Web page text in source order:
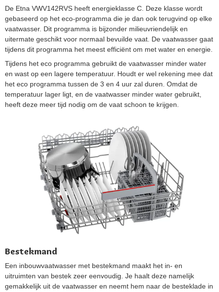
De Etna VWV142RVS heeft energieklasse C. Deze klasse wordt
gebaseerd op het eco-programma die je dan ook terugvind op elke
vaatwasser. Dit programma is bijzonder milieuvriendelijk en
uitermate geschikt voor normaal bevuilde vaat. De vaatwasser gaat
tijdens dit programma het meest efficiënt om met water en energie.
Tijdens het eco programma gebruikt de vaatwasser minder water
en wast op een lagere temperatuur. Houdt er wel rekening mee dat
het eco programma tussen de 3 en 4 uur zal duren. Omdat de
temperatuur lager ligt, en de vaatwasser minder water gebruikt,
heeft deze meer tijd nodig om de vaat schoon te krijgen.
Bestekmand
Een inbouwvaatwasser met bestekmand maakt het in- en
uitruimten van bestek zeer eenvoudig. Je haalt deze namelijk
gemakkelijk uit de vaatwasser en neemt hem naar de besteklade in